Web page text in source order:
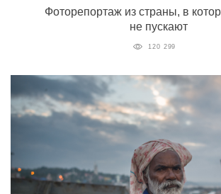
Фоторепортаж из страны, в
не пускают
120 299